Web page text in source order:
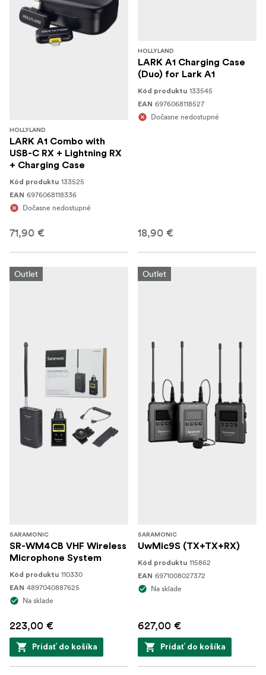
HOLLYLAND
LARK A1 Combo with
USB-C RX + Lightning RX
+ Charging Case
Kód produktu 133525
EAN 6976068118336
Dočasne nedostupné
71,90 €
HOLLYLAND
LARK A1 Charging Case
(Duo) for Lark A1
Kód produktu 133545
EAN 6976068118527
Dočasne nedostupné
18,90 €
Outlet
SARAMONIC
SR-WM4CB VHF Wireless
Microphone System
Kód produktu 110330
EAN 4897040887625
Na sklade
223,00 €
Pridať do košíka
Outlet
SARAMONIC
UwMic9S (TX+TX+RX)
Kód produktu 115862
EAN 6971008027372
Na sklade
627,00 €
Pridať do košíka